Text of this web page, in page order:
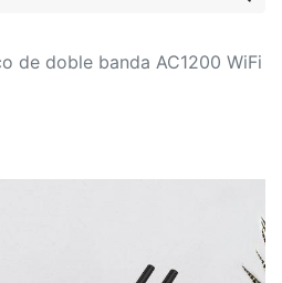
de doble banda AC1200 WiFi